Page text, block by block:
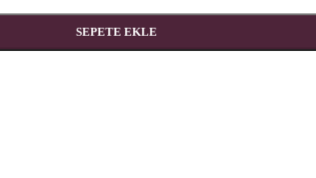
SEPETE EKLE